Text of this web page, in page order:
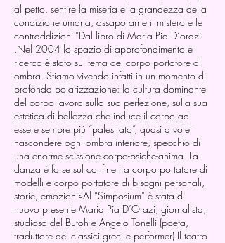
al petto, sentire la miseria e la grandezza della
condizione umana, assaporarne il mistero e le
contraddizioni.”Dal libro di Maria Pia D´orazi
.Nel 2004 lo spazio di approfondimento e
ricerca è stato sul tema del corpo portatore di
ombra. Stiamo vivendo infatti in un momento di
profonda polarizzazione: la cultura dominante
del corpo lavora sulla sua perfezione, sulla sua
estetica di bellezza che induce il corpo ad
essere sempre più “palestrato”, quasi a voler
nascondere ogni ombra interiore, specchio di
una enorme scissione corpo-psiche-anima. La
danza è forse sul confine tra corpo portatore di
modelli e corpo portatore di bisogni personali,
storie, emozioni?Al “Simposium” è stata di
nuovo presente Maria Pia D’Orazi, giornalista,
studiosa del Butoh e Angelo Tonelli (poeta,
traduttore dei classici greci e performer).Il teatro